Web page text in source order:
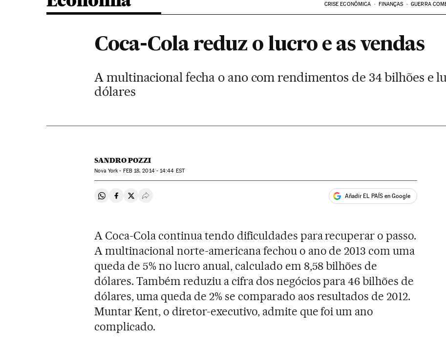
CRISE ECONÔMICA FINANÇAS GUERRA
Coca-Cola reduz o lucro e as vendas
A multinacional fecha o ano com rendimentos de 34 bilhões e
dólares
SANDRO POZZI
Nova York - FEB18, 2014 - 14:44 EST
Compartir en Whatsapp
Compartir en Facebook
Compartir en Twitter
Desplegar Redes Sociales Añadir EL PAÍS en Google
A Coca-Cola continua tendo dificuldades para recuperar o passo.
A multinacional norte-americana fechou o ano de 2013 com uma
queda de 5% no lucro anual, calculado em 8,58 bilhões de
dólares. Também reduziu a cifra dos negócios para 46 bilhões de
dólares, uma queda de 2% se comparado aos resultados de 2012.
Muntar Kent, o diretor-executivo, admite que foi um ano
complicado.